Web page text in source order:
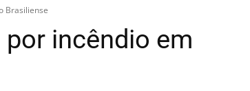
Brasiliense
incêndio em